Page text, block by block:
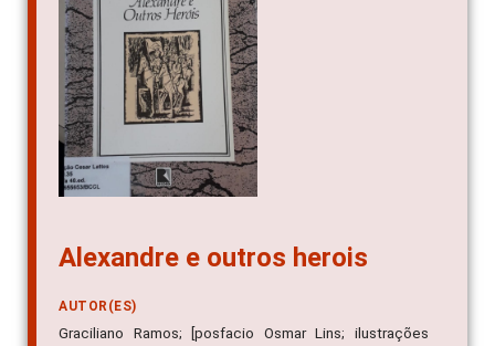
Alexandre e outros herois
AUTOR(ES)
Graciliano Ramos; [posfacio Osmar Lins; ilustrações